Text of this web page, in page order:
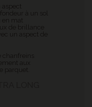
aspect
à un sol
en mat
de brillance
un aspect de
aux
parquet.